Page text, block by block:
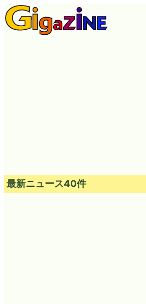
最新ニュース40件